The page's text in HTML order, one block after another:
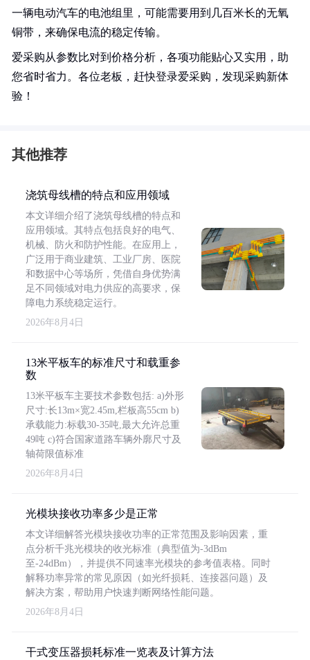
一辆电动汽车的电池组里，可能需要用到几百米长的无氧
铜带，来确保电流的稳定传输。
爱采购从参数比对到价格分析，各项功能贴心又实用，助
您省时省力。各位老板，赶快登录爱采购，发现采购新体
验！
其他推荐
浇筑母线槽的特点和应用领域
本文详细介绍了浇筑母线槽的特点和
应用领域。其特点包括良好的电气、
机械、防火和防护性能。在应用上，
广泛用于商业建筑、工业厂房、医院
和数据中心等场所，凭借自身优势满
足不同领域对电力供应的高要求，保
障电力系统稳定运行。
2026年8月4日
13米平板车的标准尺寸和载重参
数
13米平板车主要技术参数包括: a)外形
尺寸:长13m×宽2.45m,栏板高55cm b)
承载能力:标载30-35吨,最大允许总重
49吨 c)符合国家道路车辆外廓尺寸及
轴荷限值标准
2026年8月4日
光模块接收功率多少是正常
本文详细解答光模块接收功率的正常范围及影响因素，重
点分析千兆光模块的收光标准（典型值为-3dBm
至-24dBm），并提供不同速率光模块的参考值表格。同时
解释功率异常的常见原因（如光纤损耗、连接器问题）及
解决方案，帮助用户快速判断网络性能问题。
2026年8月4日
干式变压器损耗标准一览表及计算方法